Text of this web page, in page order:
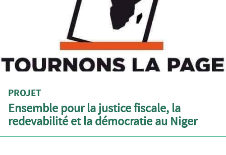
PROJET
Ensemble pour la justice fiscale, la
redevabilité et la démocratie au Niger